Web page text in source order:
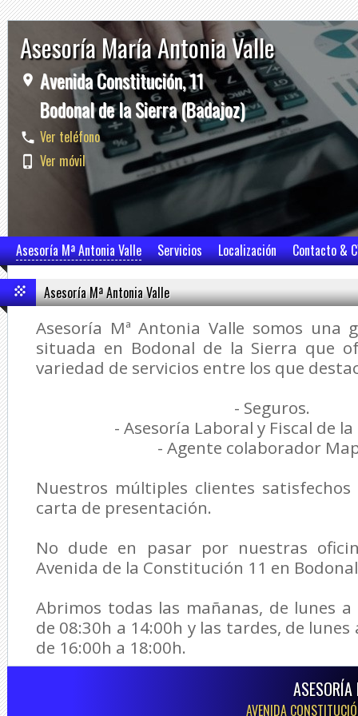
Asesoría María Antonia Valle
Avenida Constitución, 11
Bodonal de la Sierra (Badajoz)
Ver teléfono
Ver móvil
Asesoría Mª Antonia Valle Servicios Localización Contacto &
Asesoría Mª Antonia Valle
Asesoría Mª Antonia Valle somos una
situada en Bodonal de la Sierra que
variedad de servicios entre los que
- Seguros.
- Asesoría Laboral y Fiscal de
- Agente colaborador
Nuestros múltiples clientes
carta de presentación.
No dude en pasar por nuestras
Avenida de la Constitución 11 en
Abrimos todas las mañanas, de lunes
de 08:30h a 14:00h y las tardes, de
de 16:00h a 18:00h.
AVENIDA